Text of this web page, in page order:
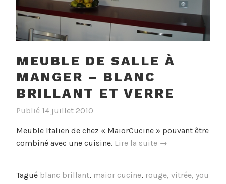
MEUBLE DE SALLE À
MANGER – BLANC
BRILLANT ET VERRE
Publié 14 juillet 2010
Meuble Italien de chez « MaiorCucine » pouvant être
combiné avec une cuisine. Lire la suite « Meuble
à
→
Tagué blanc brillant, maior cucine, rouge, vitrée, you